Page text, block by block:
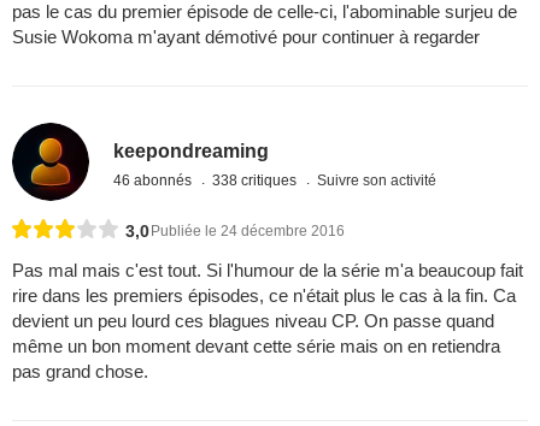
pas le cas du premier épisode de celle-ci, l'abominable surjeu de
Susie Wokoma m'ayant démotivé pour continuer à regarder
keepondreaming
46 abonnés 338 critiques Suivre son activité
3,0Publiée le 24 décembre 2016
Pas mal mais c'est tout. Si l'humour de la série m'a beaucoup fait
rire dans les premiers épisodes, ce n'était plus le cas à la fin. Ca
devient un peu lourd ces blagues niveau CP. On passe quand
même un bon moment devant cette série mais on en retiendra
pas grand chose.